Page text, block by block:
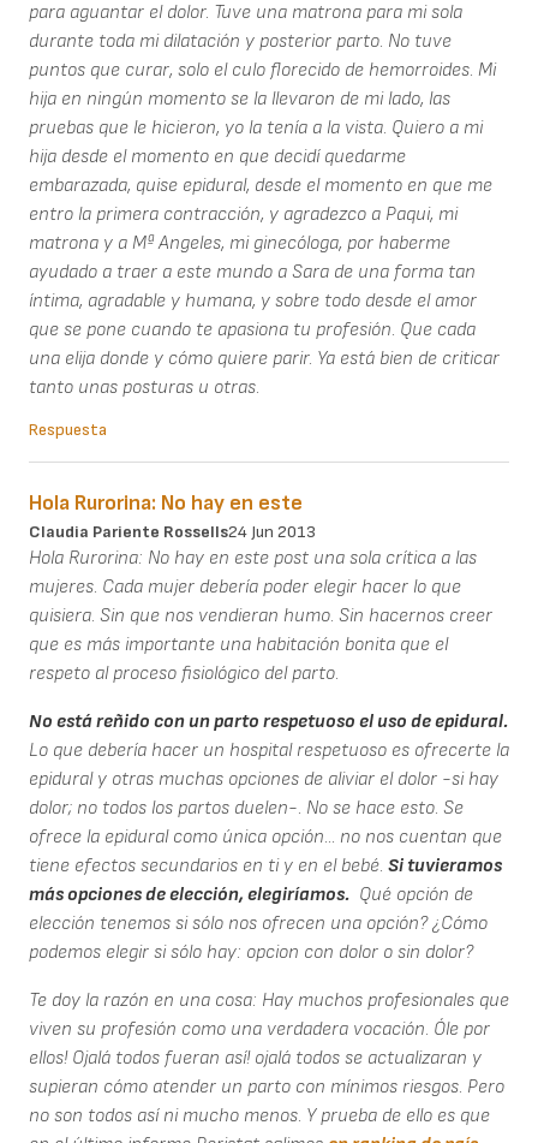
para aguantar el dolor. Tuve una matrona para mi sola
durante toda mi dilatación y posterior parto. No tuve
puntos que curar, solo el culo florecido de hemorroides. Mi
hija en ningún momento se la llevaron de mi lado, las
pruebas que le hicieron, yo la tenía a la vista. Quiero a mi
hija desde el momento en que decidí quedarme
embarazada, quise epidural, desde el momento en que me
entro la primera contracción, y agradezco a Paqui, mi
matrona y a Mª Angeles, mi ginecóloga, por haberme
ayudado a traer a este mundo a Sara de una forma tan
íntima, agradable y humana, y sobre todo desde el amor
que se pone cuando te apasiona tu profesión. Que cada
una elija donde y cómo quiere parir. Ya está bien de criticar
tanto unas posturas u otras.
Respuesta
Hola Rurorina: No hay en este
Claudia Pariente Rossells24 Jun 2013
Hola Rurorina: No hay en este post una sola crítica a las
mujeres. Cada mujer debería poder elegir hacer lo que
quisiera. Sin que nos vendieran humo. Sin hacernos creer
que es más importante una habitación bonita que el
respeto al proceso fisiológico del parto.
No está reñido con un parto respetuoso el uso de epidural.
Lo que debería hacer un hospital respetuoso es ofrecerte la
epidural y otras muchas opciones de aliviar el dolor -si hay
dolor; no todos los partos duelen-. No se hace esto. Se
ofrece la epidural como única opción... no nos cuentan que
tiene efectos secundarios en ti y en el bebé. Si tuvieramos
más opciones de elección, elegiríamos. Qué opción de
elección tenemos si sólo nos ofrecen una opción? ¿Cómo
podemos elegir si sólo hay: opcion con dolor o sin dolor?
Te doy la razón en una cosa: Hay muchos profesionales que
viven su profesión como una verdadera vocación. Óle por
ellos! Ojalá todos fueran así! ojalá todos se actualizaran y
supieran cómo atender un parto con mínimos riesgos. Pero
no son todos así ni mucho menos. Y prueba de ello es que